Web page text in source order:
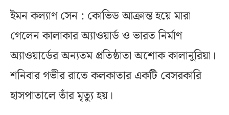
ইমন কল্যাণ সেন : কোভিড আক্রান্ত হয়ে মারা
গেলেন কালাকার অ্যাওয়ার্ড ও ভারত নির্মাণ
অ্যাওয়ার্ডের অন্যতম প্রতিষ্ঠাতা অশোক কালানুরিয়া।
শনিবার গভীর রাতে কলকাতার একটি বেসরকারি
হাসপাতালে তাঁর মৃত্যু হয়।